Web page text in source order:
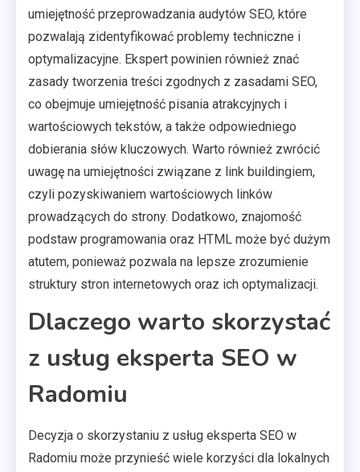
umiejętność przeprowadzania audytów SEO, które
pozwalają zidentyfikować problemy techniczne i
optymalizacyjne. Ekspert powinien również znać
zasady tworzenia treści zgodnych z zasadami SEO,
co obejmuje umiejętność pisania atrakcyjnych i
wartościowych tekstów, a także odpowiedniego
dobierania słów kluczowych. Warto również zwrócić
uwagę na umiejętności związane z link buildingiem,
czyli pozyskiwaniem wartościowych linków
prowadzących do strony. Dodatkowo, znajomość
podstaw programowania oraz HTML może być dużym
atutem, ponieważ pozwala na lepsze zrozumienie
struktury stron internetowych oraz ich optymalizacji.
Dlaczego warto skorzystać
z usług eksperta SEO w
Radomiu
Decyzja o skorzystaniu z usług eksperta SEO w
Radomiu może przynieść wiele korzyści dla lokalnych